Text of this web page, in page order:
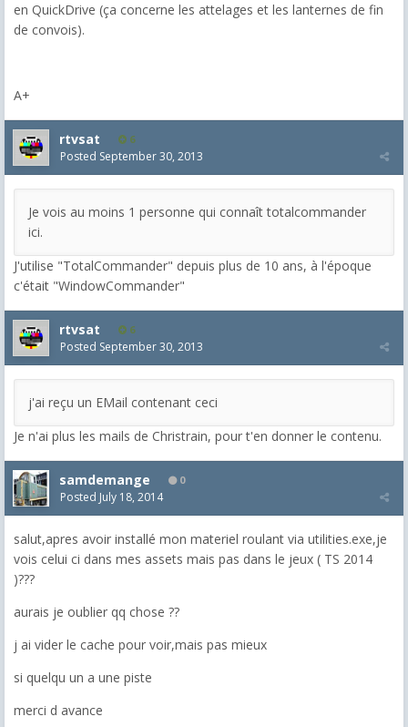
en QuickDrive (ça concerne les attelages et les lanternes de fin
de convois).
A+
rtvsat 6
Posted September 30, 2013
Je vois au moins 1 personne qui connaît totalcommander
ici.
J'utilise "TotalCommander" depuis plus de 10 ans, à l'époque
c'était "WindowCommander"
rtvsat 6
Posted September 30, 2013
j'ai reçu un EMail contenant ceci
Je n'ai plus les mails de Christrain, pour t'en donner le contenu.
samdemange 0
Posted July 18, 2014
salut,apres avoir installé mon materiel roulant via utilities.exe,je
vois celui ci dans mes assets mais pas dans le jeux ( TS 2014
)???
aurais je oublier qq chose ??
j ai vider le cache pour voir,mais pas mieux
si quelqu un a une piste
merci d avance